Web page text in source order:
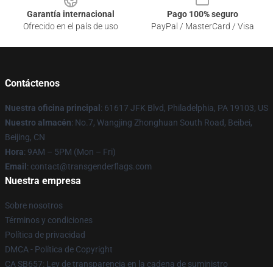
Garantía internacional
Ofrecido en el país de uso
Pago 100% seguro
PayPal / MasterCard / Visa
Contáctenos
Nuestra oficina principal : 61617 JFK Blvd, Philadelphia, PA 19103, US
Nuestro almacén: No.7, Wangjing Zhonghuan South Road, Beibei,
Beijing, CN
Hora: 9AM – 5PM (Mon – Fri)
Email : contact@transgenderflags.com
Nuestra empresa
Sobre nosotros
Términos y condiciones
Política de privacidad
DMCA - Política de Copyright
CA SB657: Ley de transparencia en la cadena de suministro